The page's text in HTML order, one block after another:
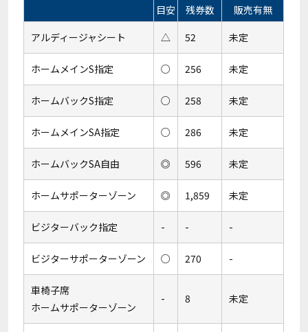
目安
残券数
販売有無
アルディージャシート
△ 52 未定
ホームメインS指定 ○ 256 未定
ホームバックS指定 ○ 258 未定
ホームメインSA指定 ○ 286 未定
ホームバックSA自由 ◎ 596 未定
ホームサポーターゾーン ◎ 1,859 未定
ビジターバック指定 - - -
ビジターサポーターゾーン ○ 270 -
車椅子席
ホームサポーターゾーン
- 8 未定